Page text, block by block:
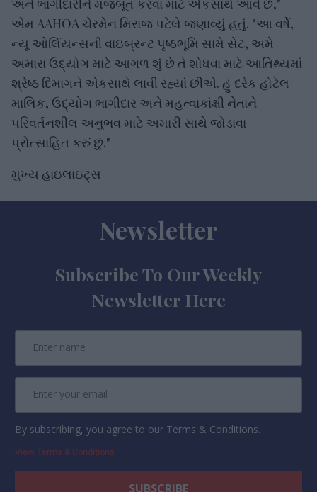
અને ભાગીદારીને મજબૂત કરવા માટે એકસાથે આવે છે,"
એમ AAHOA ચેરમેન મિરાજ પટેલે જણાવ્યું હતું. "આ વર્ષે,
ન્યૂ ઓર્લિયન્સની વાઇબ્રન્ટ પૃષ્ઠભૂમિ સામે સેટ, અમે
અમારા ઉદ્યોગ માટે આગળ શું છે તે શોધવા માટે આતિથ્યમાં
શ્રેષ્ઠ દિમાગને એકસાથે લાવી રહ્યાં છીએ. હું દરેક હોટેલ
માલિક, ઉદ્યોગ ભાગીદાર અને મહત્વાકાંક્ષી નેતાને
પરિવર્તનશીલ અનુભવ માટે અમારી સાથે જોડાવા
પ્રોત્સાહિત કરું છું."
મુખ્ય હાઇલાઇટ્સ
Newsletter
Subscribe To Our Weekly
Newsletter Here
By subscribing, you agree to our Terms & Conditions.
View Terms & Conditions